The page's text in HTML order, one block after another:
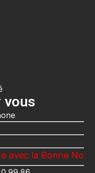
vous
Bonne Nouvelle,